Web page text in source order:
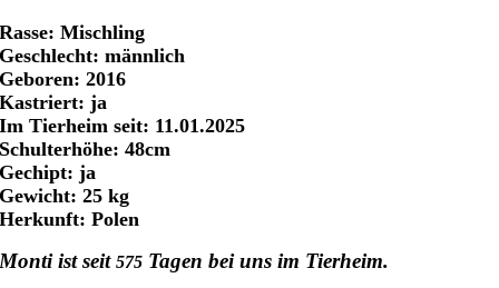
Rasse: Mischling
Geschlecht: männlich
Geboren: 2016
Kastriert: ja
Im Tierheim seit: 11.01.2025
Schulterhöhe: 48cm
Gechipt: ja
Gewicht: 25 kg
Herkunft: Polen
Monti ist seit575 Tagen bei uns im Tierheim.